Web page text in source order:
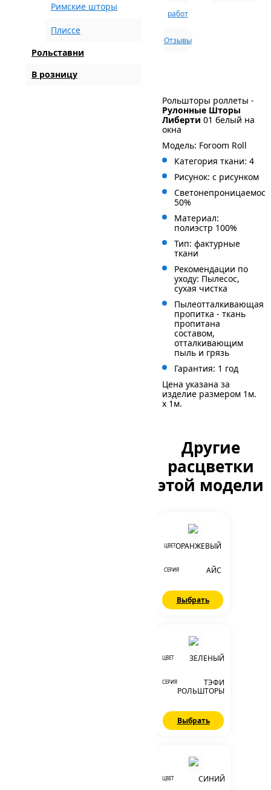
Римские шторы
Плиссе
Рольставни
В розницу
работ
Отзывы
Рольшторы роллеты -
Рулонные Шторы
Либерти 01 белый на
окна
Модель: Foroom Roll
Категория ткани: 4
Рисунок: с рисунком
50%
Материал:
полиэстр 100%
Тип: фактурные
ткани
Рекомендации по
уходу: Пылесос,
сухая чистка
Пылеотталкивающая
пропитка - ткань
пропитана
составом,
отталкивающим
пыль и грязь
Гарантия: 1 год
Цена указана за
изделие размером 1м.
x 1м.
Другие
расцветки
этой модели
ЦВЕТОРАНЖЕВЫЙ
СЕРИЯ АЙС
Выбрать
ЦВЕТ ЗЕЛЕНЫЙ
СЕРИЯ
ТЭФИ
РОЛЬШТОРЫ
Выбрать
ЦВЕТ СИНИЙ